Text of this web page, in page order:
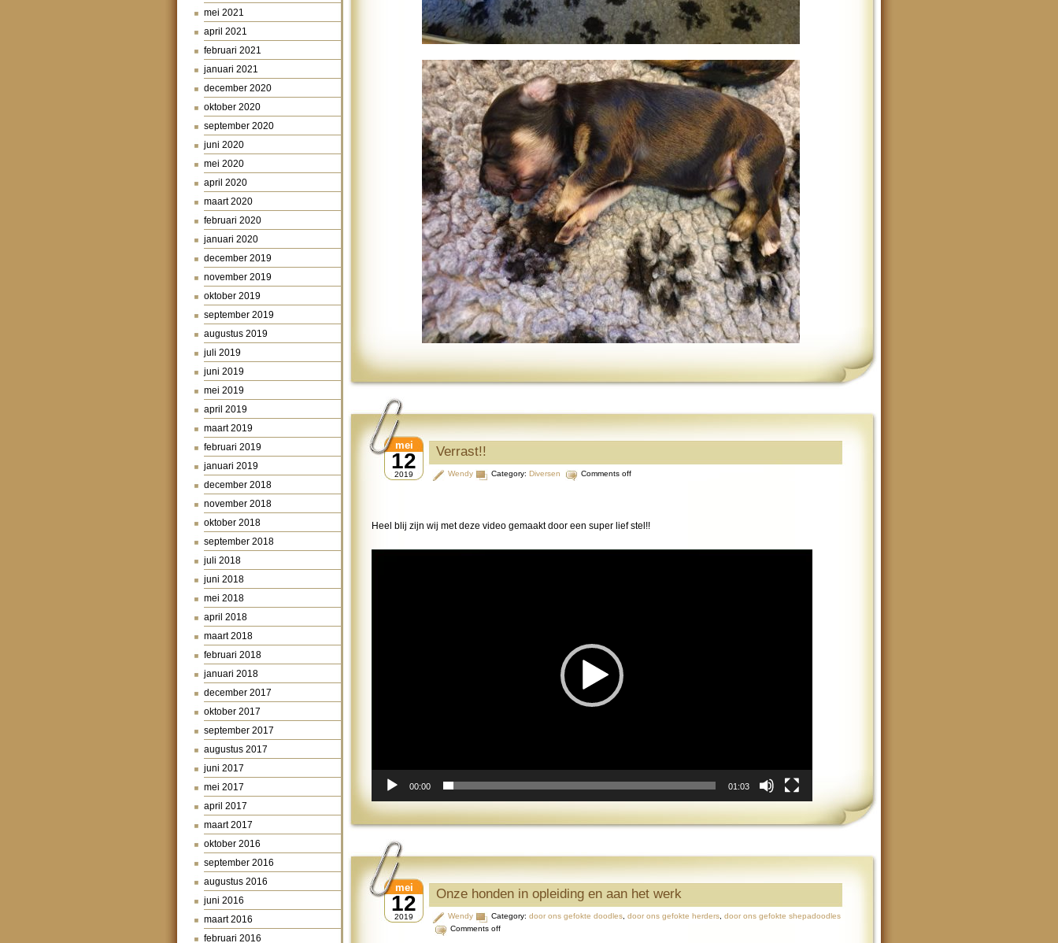
mei 2021
april 2021
februari 2021
januari 2021
december 2020
oktober 2020
september 2020
juni 2020
mei 2020
april 2020
maart 2020
februari 2020
januari 2020
december 2019
november 2019
oktober 2019
september 2019
augustus 2019
juli 2019
juni 2019
mei 2019
april 2019
maart 2019
februari 2019
januari 2019
december 2018
november 2018
oktober 2018
september 2018
juli 2018
juni 2018
mei 2018
april 2018
maart 2018
februari 2018
januari 2018
december 2017
oktober 2017
september 2017
augustus 2017
juni 2017
mei 2017
april 2017
maart 2017
oktober 2016
september 2016
augustus 2016
juni 2016
maart 2016
februari 2016
Verrast!!
12
mei
2019 Wendy Category: Diversen Comments off
Heel blij zijn wij met deze video gemaakt door een super lief stel!!
00:00 01:03
Onze honden in opleiding en aan het werk
12
mei
2019 Wendy Category: door ons gefokte doodles door ons gefokte herders door ons gefokte shepadoodles
Comments off